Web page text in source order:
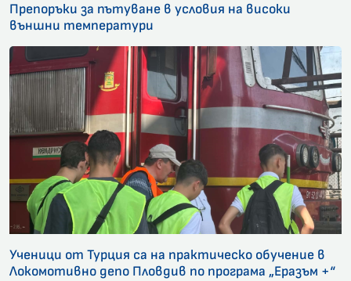
Препоръки за пътуване в условия на високи
външни температури
Ученици от Турция са на практическо обучение в
Локомотивно депо Пловдив по програма „Еразъм +“